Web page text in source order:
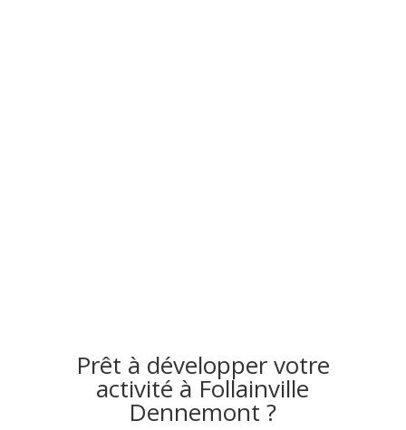
Prêt à développer votre
activité à Follainville
Dennemont ?